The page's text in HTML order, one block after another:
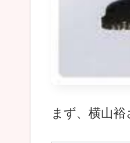
まず、横山裕